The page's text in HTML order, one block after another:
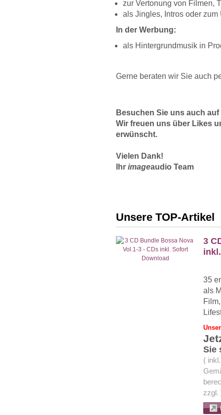
zur Vertonung von Filmen,
als Jingles, Intros oder
In der Werbung:
als Hintergrundmusik in
Gerne beraten wir Sie auch
Besuchen Sie uns auch auf
Wir freuen uns über Likes
erwünscht.
Vielen Dank!
Ihr imageaudio Team
Unsere TOP-Artikel
3
35
als
Sie
(
zzgl.